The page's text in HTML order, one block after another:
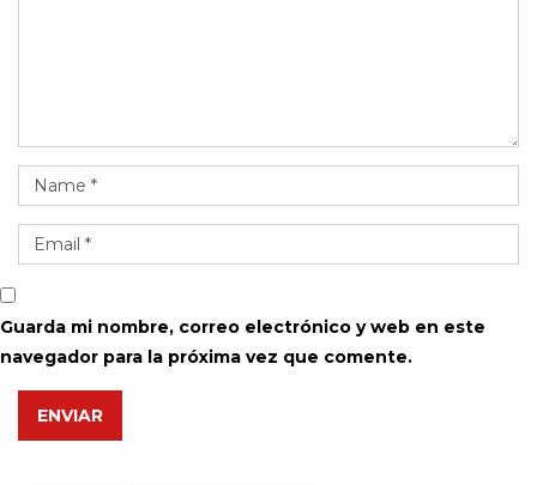
Guarda mi nombre, correo electrónico y web en este
navegador para la próxima vez que comente.
ENVIAR